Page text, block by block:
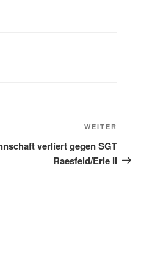
Beitrag
WEITER
verliert gegen SGT
Raesfeld/Erle II